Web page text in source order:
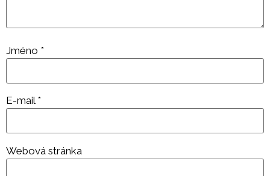
Jméno *
E-mail *
Webová stránka